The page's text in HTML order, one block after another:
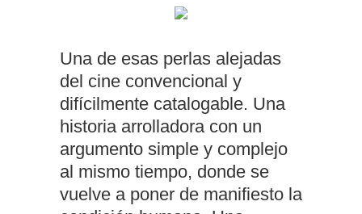
Una de esas perlas alejadas
del cine convencional y
difícilmente catalogable. Una
historia arrolladora con un
argumento simple y complejo
al mismo tiempo, donde se
vuelve a poner de manifiesto la